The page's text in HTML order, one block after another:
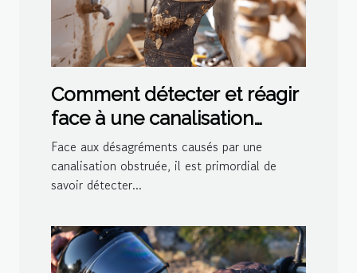
Comment détecter et réagir
face à une canalisation
bouchée
Face aux désagréments causés par une
canalisation obstruée, il est primordial de
savoir détecter...